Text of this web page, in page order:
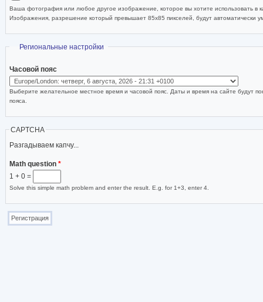
Ваша фотография или любое другое изображение, которое вы хотите использовать в
Изображения, разрешение который превышает 85x85 пикселей, будут автоматически
Скрыть
Региональные настройки
Часовой пояс
Выберите желательное местное время и часовой пояс. Даты и время на сайте будут
пояса.
CAPTCHA
Разгадываем капчу...
Math question *
1 + 0 =
Solve this simple math problem and enter the result. E.g. for 1+3, enter 4.